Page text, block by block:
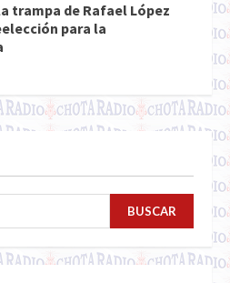
trampa de Rafael López
para la
BUSCAR